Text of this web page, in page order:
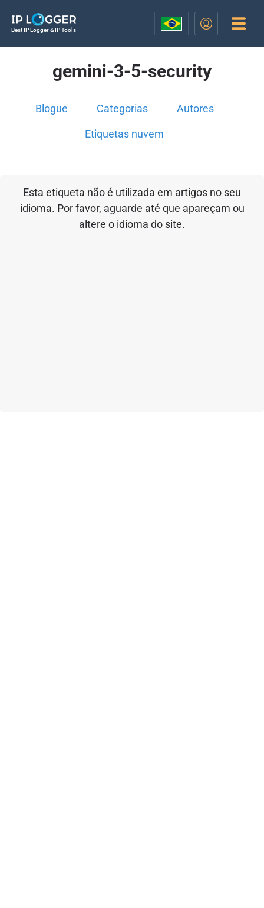
Best IP Logger & IP Tools
gemini-3-5-security
Blogue Categorias Autores
Etiquetas nuvem